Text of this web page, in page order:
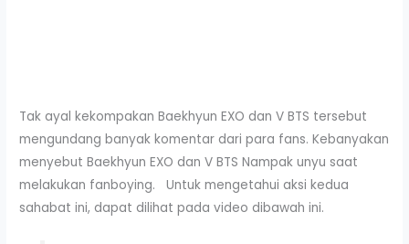
Tak ayal kekompakan Baekhyun EXO dan V BTS tersebut
mengundang banyak komentar dari para fans. Kebanyakan
menyebut Baekhyun EXO dan V BTS Nampak unyu saat
melakukan fanboying. Untuk mengetahui aksi kedua
sahabat ini, dapat dilihat pada video dibawah ini.